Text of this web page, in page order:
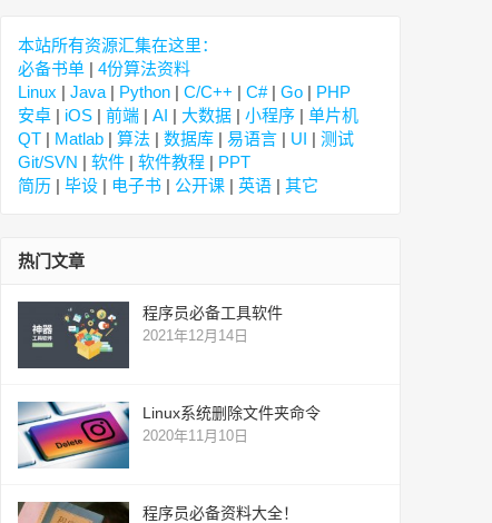
本站所有资源汇集在这里：
必备书单 | 4份算法资料
Linux | Java | Python | C/C++ | C#| Go | PHP
安卓 | iOS | 前端 | AI | 大数据 | 小程序 | 单片机
QT | Matlab | 算法 | 数据库 | 易语言 | UI | 测试
Git/SVN | 软件 | 软件教程 | PPT
简历 | 毕设 | 电子书 | 公开课 | 英语 | 其它
热门文章
程序员必备工具软件
2021年12月14日
Linux系统删除文件夹命令
2020年11月10日
程序员必备资料大全！